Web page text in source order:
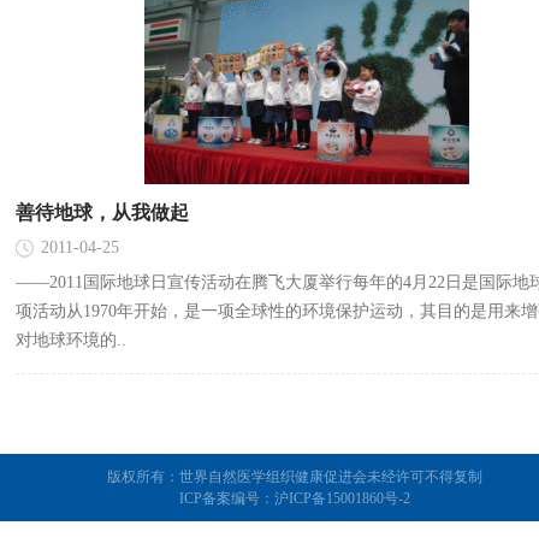
善待地球，从我做起
2011-04-25
——2011国际地球日宣传活动在腾飞大厦举行每年的4月22日是国际地
项活动从1970年开始，是一项全球性的环境保护运动，其目的是用来
对地球环境的..
版权所有：世界自然医学组织健康促进会未经许可不得复制
ICP备案编号： 沪ICP备15001860号-2